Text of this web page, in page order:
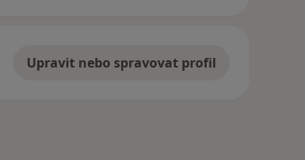
Upravit nebo spravovat profil